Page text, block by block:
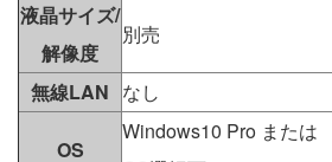
液晶サイズ/
解像度
別売
無線LAN なし
OS
Windows10 Pro また